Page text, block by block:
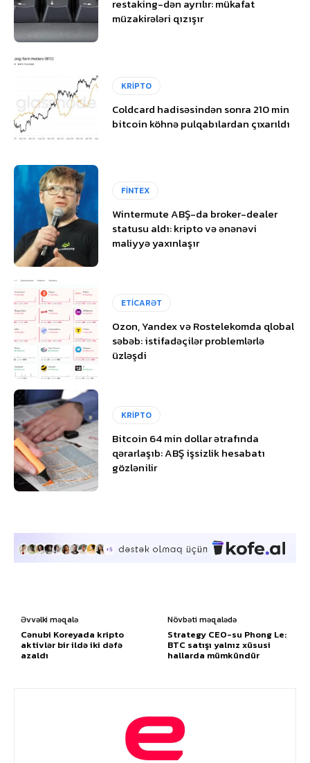
restaking-dən ayrılır: mükafat
müzakirələri qızışır
KRİPTO
Coldcard hadisəsindən sonra 210 min
bitcoin köhnə pulqabılardan çıxarıldı
FİNTEX
Wintermute ABŞ-da broker-dealer
statusu aldı: kripto və ənənəvi
maliyyə yaxınlaşır
ETİCARƏT
Ozon, Yandex və Rostelekomda qlobal
səbəb: istifadəçilər problemlərlə
üzləşdi
KRİPTO
Bitcoin 64 min dollar ətrafında
qərarlaşıb: ABŞ işsizlik hesabatı
gözlənilir
Əvvəlki məqalə
Cənubi Koreyada kripto
aktivlər bir ildə iki dəfə
azaldı
Növbəti məqalədə
Strategy CEO-su Phong Le:
BTC satışı yalnız xüsusi
hallarda mümkündür